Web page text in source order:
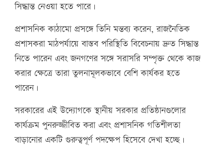
সিদ্ধান্ত নেওয়া হতে পারে।
প্রশাসনিক কাঠামো প্রসঙ্গে তিনি মন্তব্য করেন, রাজনৈতিক
প্রশাসকরা মাঠপর্যায়ে বাস্তব পরিস্থিতি বিবেচনায় দ্রুত সিদ্ধান্ত
নিতে পারেন এবং জনগণের সঙ্গে সরাসরি সম্পৃক্ত থেকে কাজ
করার ক্ষেত্রে তারা তুলনামূলকভাবে বেশি কার্যকর হতে
পারেন।
সরকারের এই উদ্যোগকে স্থানীয় সরকার প্রতিষ্ঠানগুলোর
কার্যক্রম পুনরুজ্জীবিত করা এবং প্রশাসনিক গতিশীলতা
বাড়ানোর একটি গুরুত্বপূর্ণ পদক্ষেপ হিসেবে দেখা হচ্ছে।